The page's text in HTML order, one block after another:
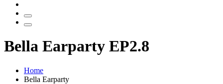
Bella Earparty EP2.8
Home
Bella Earparty